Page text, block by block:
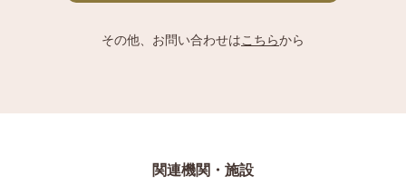
その他、お問い合わせはこちらから
関連機関・施設